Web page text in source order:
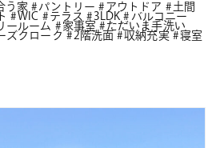
う家 パントリー アウトドア
土間
WIC テラス 3LDK
バルコニー
ールーム 家事室
ただいま手洗い
ズクローク 2階洗面 収納充実
寝室